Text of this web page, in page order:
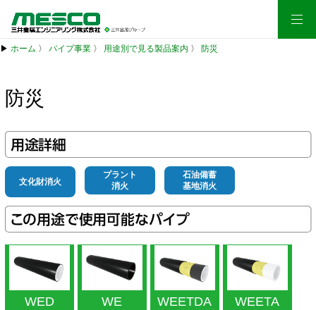
▶ ホーム 〉 パイプ事業 〉 用途別で見る製品案内 〉 防災
防災
用途詳細
文化財消火
プラント
消火
石油備蓄
基地消火
この用途で使用可能なパイプ
WED WE WEETDA WEETA